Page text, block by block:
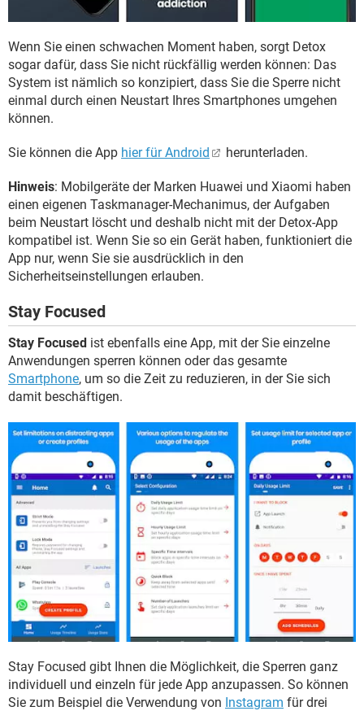
Wenn Sie einen schwachen Moment haben, sorgt Detox
sogar dafür, dass Sie nicht rückfällig werden können: Das
System ist nämlich so konzipiert, dass Sie die Sperre nicht
einmal durch einen Neustart Ihres Smartphones umgehen
können.
Sie können die App hier für Android herunterladen.
Hinweis: Mobilgeräte der Marken Huawei und Xiaomi haben
einen eigenen Taskmanager-Mechanimus, der Aufgaben
beim Neustart löscht und deshalb nicht mit der Detox-App
kompatibel ist. Wenn Sie so ein Gerät haben, funktioniert die
App nur, wenn Sie sie ausdrücklich in den
Sicherheitseinstellungen erlauben.
Stay Focused
Stay Focused ist ebenfalls eine App, mit der Sie einzelne
Anwendungen sperren können oder das gesamte
Smartphone, um so die Zeit zu reduzieren, in der Sie sich
damit beschäftigen.
Stay Focused gibt Ihnen die Möglichkeit, die Sperren ganz
individuell und einzeln für jede App anzupassen. So können
Sie zum Beispiel die Verwendung von Instagram für drei